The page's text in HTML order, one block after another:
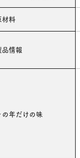
材料
品情報
の年だけの味